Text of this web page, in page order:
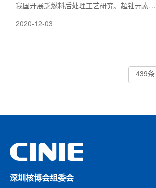
我国开展乏燃料后处理工艺研究、超铀元素提
台，承担着为后处理厂的安全稳定运行、后处
2020-12-03
439条
深圳核博会组委会